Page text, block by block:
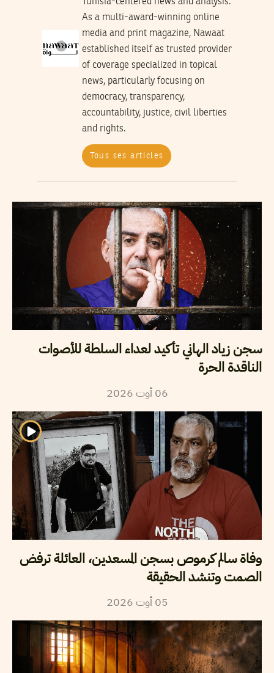
As a multi-award-winning online
media and print magazine, Nawaat
established itself as trusted provider
of coverage specialized in topical
news, particularly focusing on
democracy, transparency,
accountability, justice, civil liberties
and rights.
Tous ses articles
سجن زياد الهاني تأكيد لعداء السلطة للأصوات
الناقدة الحرة
06 أوت2026
وفاة سالم كرموص بسجن المسعدين، العائلة ترفض
الصمت وتنشد الحقيقة
05 أوت2026